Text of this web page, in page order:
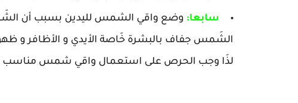
سابعا: وضع واقي الشمس لليدين بسبب أن
الشَمس جفاف بالبشرة خَاصة الأيدي و الأظافر و
لذَا وجب الحرص على استعمال واقي شمس مناسب